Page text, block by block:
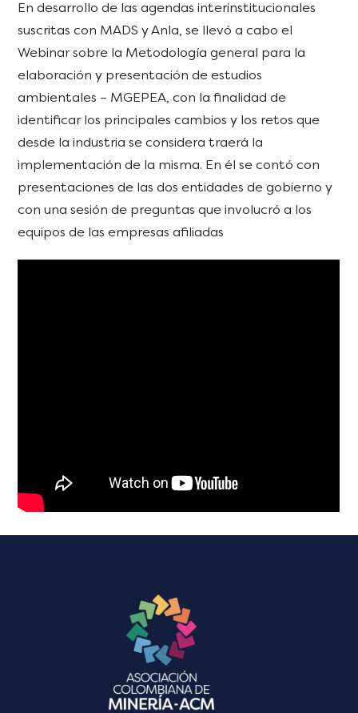
En desarrollo de las agendas interinstitucionales
suscritas con MADS y Anla, se llevó a cabo el
Webinar sobre la Metodología general para la
elaboración y presentación de estudios
ambientales – MGEPEA, con la finalidad de
identificar los principales cambios y los retos que
desde la industria se considera traerá la
implementación de la misma. En él se contó con
presentaciones de las dos entidades de gobierno y
con una sesión de preguntas que involucró a los
equipos de las empresas afiliadas